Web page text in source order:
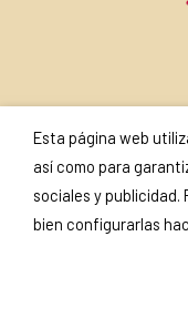
Esta página web
así como para
sociales y publicidad.
bien configurarlas